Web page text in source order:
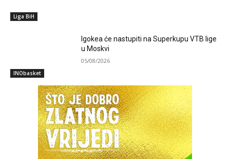
Liga BiH
INObasket
Igokea će nastupiti na Superkupu VTB lige
u Moskvi
05/08/2026